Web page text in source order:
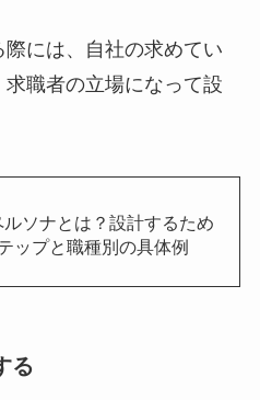
には、自社の求めてい
職者の立場になって設
ルソナとは？設計するため
ップと職種別の具体例
る